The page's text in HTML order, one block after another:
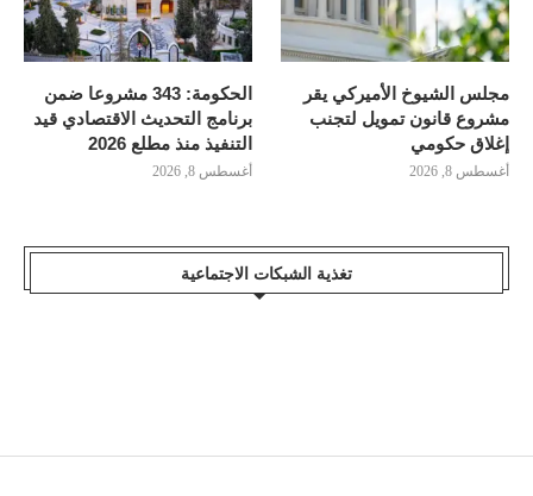
مجلس الشيوخ الأميركي يقر
مشروع قانون تمويل لتجنب
إغلاق حكومي
أغسطس 8, 2026
الحكومة: 343 مشروعا ضمن
برنامج التحديث الاقتصادي قيد
التنفيذ منذ مطلع 2026
أغسطس 8, 2026
تغذية الشبكات الاجتماعية